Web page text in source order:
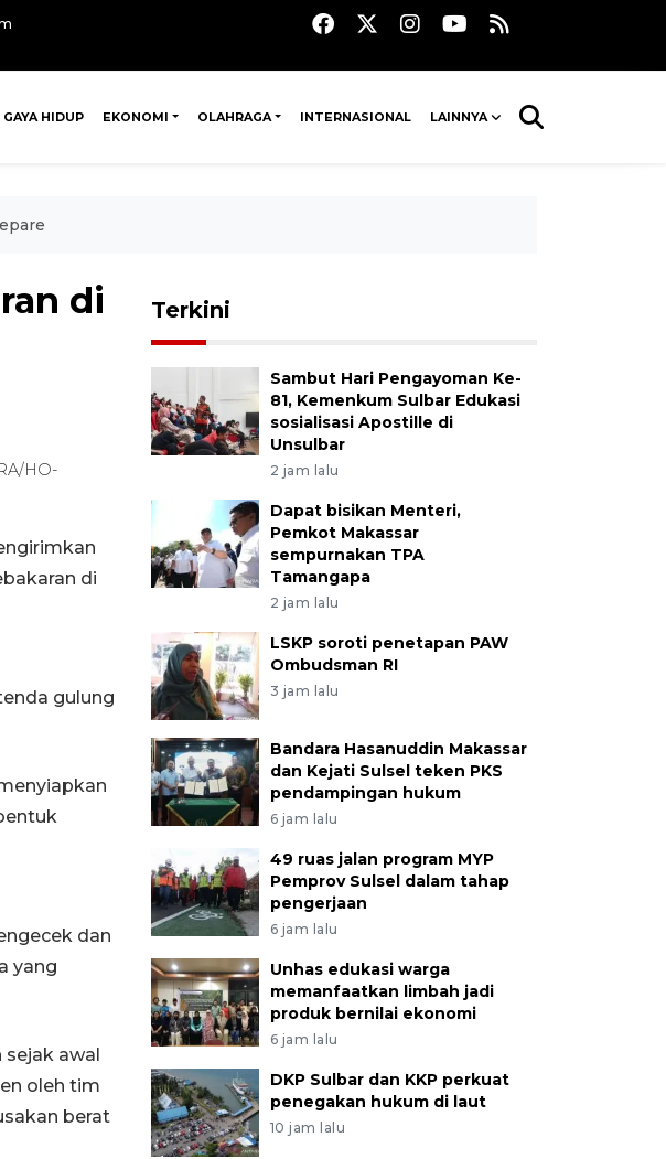
GAYA HIDUP EKONOMI OLAHRAGA INTERNASIONAL LAINNYA
di
HO-
di
gulung
dan
yang
sejak awal
oleh tim
berat
Terkini
Sambut Hari Pengayoman Ke-
81, Kemenkum Sulbar Edukasi
sosialisasi Apostille di
Unsulbar
2 jam lalu
Dapat bisikan Menteri,
Pemkot Makassar
sempurnakan TPA
Tamangapa
2 jam lalu
LSKP soroti penetapan PAW
Ombudsman RI
3 jam lalu
Bandara Hasanuddin Makassar
dan Kejati Sulsel teken PKS
pendampingan hukum
6 jam lalu
49 ruas jalan program MYP
Pemprov Sulsel dalam tahap
pengerjaan
6 jam lalu
Unhas edukasi warga
memanfaatkan limbah jadi
produk bernilai ekonomi
6 jam lalu
DKP Sulbar dan KKP perkuat
penegakan hukum di laut
10 jam lalu